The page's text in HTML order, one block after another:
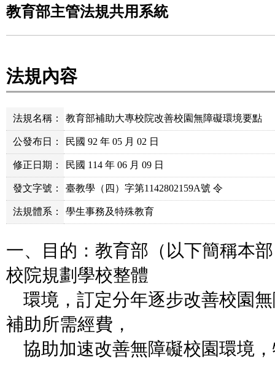
教育部主管法規共用系統
法規內容
法規名稱： 教育部補助大專校院改善校園無障礙環境要點
公發布日： 民國 92 年 05 月 02 日
修正日期： 民國 114 年 06 月 09 日
發文字號： 臺教學（四）字第1142802159A號 令
法規體系： 學生事務及特殊教育
一、目的：教育部（以下簡稱本
校院規劃學校整體
環境，訂定分年逐步改善校園
補助所需經費，
協助加速改善無障礙校園環境